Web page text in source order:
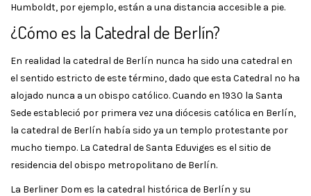
Humboldt, por ejemplo, están a una distancia accesible a pie.
¿Cómo es la Catedral de Berlín?
En realidad la catedral de Berlín nunca ha sido una catedral en
el sentido estricto de este término, dado que esta Catedral no ha
alojado nunca a un obispo católico. Cuando en 1930 la Santa
Sede estableció por primera vez una diócesis católica en Berlín,
la catedral de Berlín había sido ya un templo protestante por
mucho tiempo. La Catedral de Santa Eduviges es el sitio de
residencia del obispo metropolitano de Berlín.
La Berliner Dom es la catedral histórica de Berlín y su